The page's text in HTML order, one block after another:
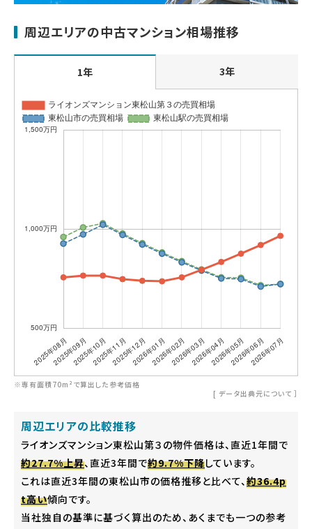
周辺エリアの中古マンション相場推移
1年 3年
※専有面積70m²で算出した参考価格
[ データ出典元について ］
周辺エリアの比較推移
ライオンズマンション東松山第３の物件価格は、直近1年間で
約27.7%上昇、直近3年間で約9.7%下降しています。
これは直近3年間の東松山市の価格推移と比べて、 約36.4p
t高い傾向です。
当社独自の基準に基づく算出のため、あくまでも一つの参考